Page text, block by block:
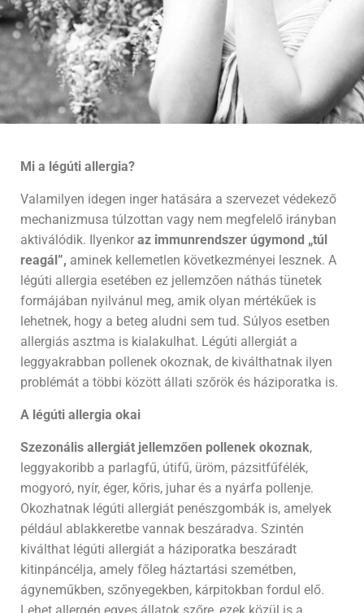
Mi a légúti allergia?
Valamilyen idegen inger hatására a szervezet védekező
mechanizmusa túlzottan vagy nem megfelelő irányban
aktiválódik. Ilyenkor az immunrendszer úgymond „túl
reagál”, aminek kellemetlen következményei lesznek. A
légúti allergia esetében ez jellemzően náthás tünetek
formájában nyilvánul meg, amik olyan mértékűek is
lehetnek, hogy a beteg aludni sem tud. Súlyos esetben
allergiás asztma is kialakulhat. Légúti allergiát a
leggyakrabban pollenek okoznak, de kiválthatnak ilyen
problémát a többi között állati szőrök és háziporatka is.
A légúti allergia okai
Szezonális allergiát jellemzően pollenek okoznak,
leggyakoribb a parlagfű, útifű, üröm, pázsitfűfélék,
mogyoró, nyír, éger, kőris, juhar és a nyárfa pollenje.
Okozhatnak légúti allergiát penészgombák is, amelyek
például ablakkeretbe vannak beszáradva. Szintén
kiválthat légúti allergiát a háziporatka beszáradt
kitinpáncélja, amely főleg háztartási szemétben,
ágyneműkben, szőnyegekben, kárpitokban fordul elő.